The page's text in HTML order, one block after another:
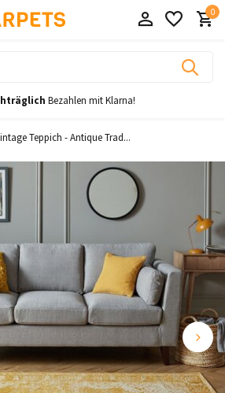
0
Bezahlen mit Klarna!
Teppich - Antique Trad...